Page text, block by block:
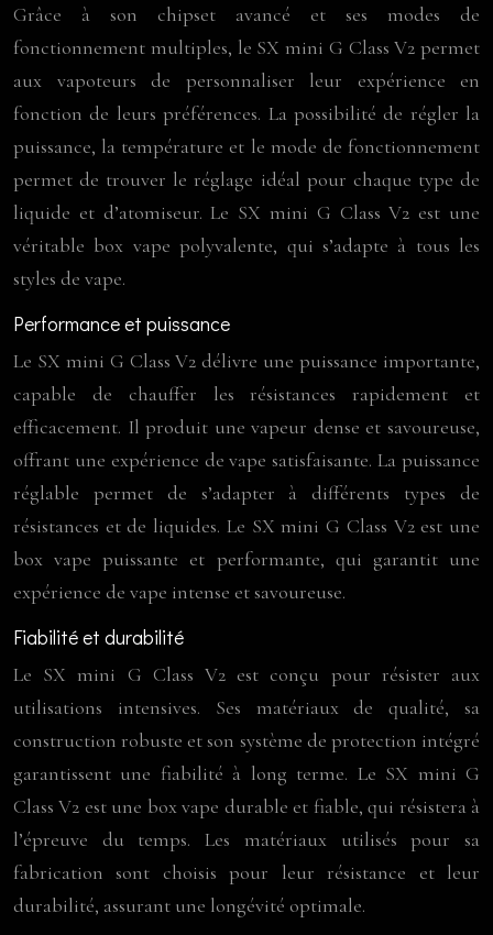
Grâce à son chipset avancé et ses modes de
fonctionnement multiples, le SX mini G Class V2 permet
aux vapoteurs de personnaliser leur expérience en
fonction de leurs préférences. La possibilité de régler la
puissance, la température et le mode de fonctionnement
permet de trouver le réglage idéal pour chaque type de
liquide et d’atomiseur. Le SX mini G Class V2 est une
véritable box vape polyvalente, qui s’adapte à tous les
styles de vape.
Performance et puissance
Le SX mini G Class V2 délivre une puissance importante,
capable de chauffer les résistances rapidement et
efficacement. Il produit une vapeur dense et savoureuse,
offrant une expérience de vape satisfaisante. La puissance
réglable permet de s’adapter à différents types de
résistances et de liquides. Le SX mini G Class V2 est une
box vape puissante et performante, qui garantit une
expérience de vape intense et savoureuse.
Fiabilité et durabilité
Le SX mini G Class V2 est conçu pour résister aux
utilisations intensives. Ses matériaux de qualité, sa
construction robuste et son système de protection intégré
garantissent une fiabilité à long terme. Le SX mini G
Class V2 est une box vape durable et fiable, qui résistera à
l’épreuve du temps. Les matériaux utilisés pour sa
fabrication sont choisis pour leur résistance et leur
durabilité, assurant une longévité optimale.